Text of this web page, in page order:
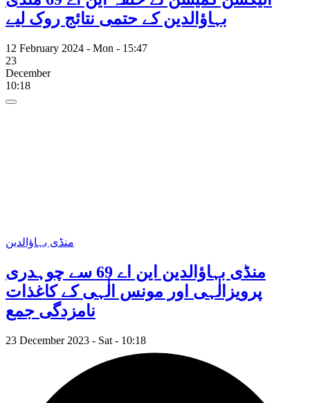
بہاؤالدین کے حتمی نتائج روک لیے
12 February 2024 - Mon - 15:47
23
December
10:18
منڈی بہاؤالدین
منڈی بہاؤالدین این اے 69 سے چوہدری
پرویزالٰہی اور مونس الٰہی کے کاغذات
نامزدگی جمع
23 December 2023 - Sat - 10:18